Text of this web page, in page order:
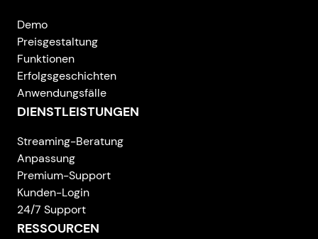
Demo
Preisgestaltung
Funktionen
Erfolgsgeschichten
Anwendungsfälle
DIENSTLEISTUNGEN
Streaming-Beratung
Anpassung
Premium-Support
Kunden-Login
24/7 Support
RESSOURCEN